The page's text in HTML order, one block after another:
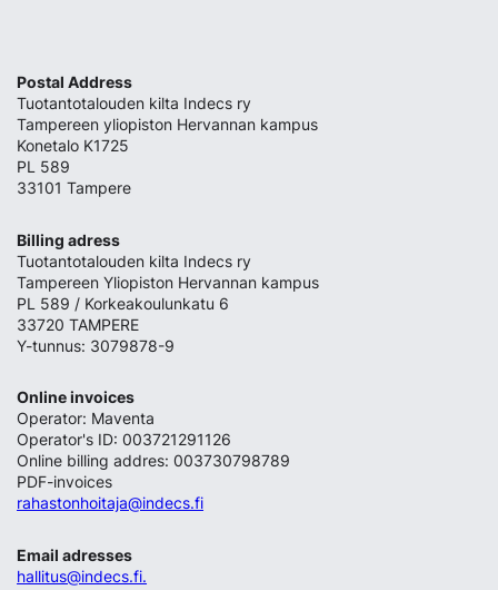
Postal Address
Tuotantotalouden kilta Indecs ry
Tampereen yliopiston Hervannan kampus
Konetalo K1725
PL 589
33101 Tampere
Billing adress
Tuotantotalouden kilta Indecs ry
Tampereen Yliopiston Hervannan kampus
PL 589 / Korkeakoulunkatu 6
33720 TAMPERE
Y-tunnus: 3079878-9
Online invoices
Operator: Maventa
Operator's ID: 003721291126
Online billing addres: 003730798789
PDF-invoices
rahastonhoitaja@indecs.fi
Email adresses
hallitus@indecs.fi.